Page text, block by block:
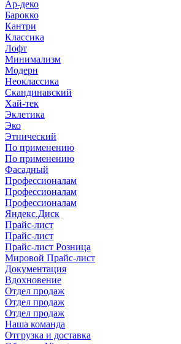
Ар-деко
Барокко
Кантри
Классика
Лофт
Минимализм
Модерн
Неоклассика
Скандинавский
Хай-тек
Эклетика
Эко
Этнический
По применению
По применению
Фасадный
Профессионалам
Профессионалам
Профессионалам
Яндекс.Диск
Прайс-лист
Прайс-лист
Прайс-лист Розница
Мировой Прайс-лист
Документация
Вдохновение
Отдел продаж
Отдел продаж
Отдел продаж
Наша команда
Отгрузка и доставка